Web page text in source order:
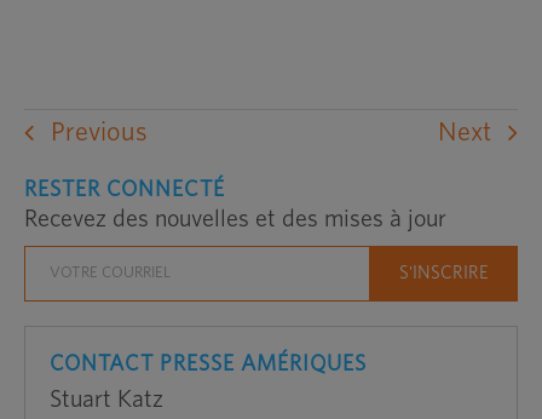
une
nouvelle
fenêtre
Previous Next
RESTER CONNECTÉ
Recevez des nouvelles et des mises à jour
CONTACT PRESSE AMÉRIQUES
Stuart Katz